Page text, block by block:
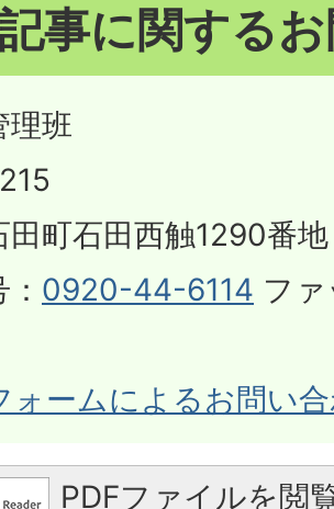
事に関する
理班
田町石田西触1290番
0920-44-6114 フ
ォームによるお問い
PDFファイルを閲